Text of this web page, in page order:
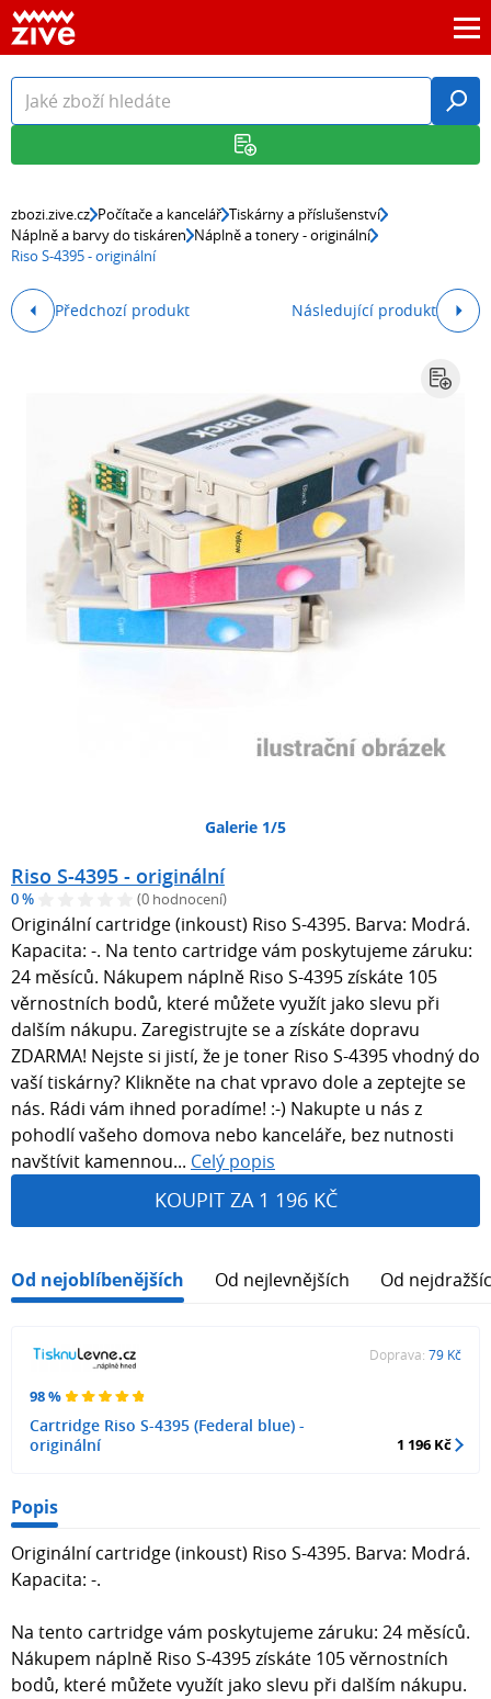
zbozi.zive.cz Počítače a kancelář Tiskárny a příslušenství
Náplně a barvy do tiskáren Náplně a tonery - originální
Riso S-4395 - originální
Předchozí produkt Následující produkt
Galerie 1/5
Riso S-4395 - originální
0 % (0 hodnocení)
Originální cartridge (inkoust) Riso S-4395. Barva: Modrá.
Kapacita: -. Na tento cartridge vám poskytujeme záruku:
24 měsíců. Nákupem náplně Riso S-4395 získáte 105
věrnostních bodů, které můžete využít jako slevu při
dalším nákupu. Zaregistrujte se a získáte dopravu
ZDARMA! Nejste si jistí, že je toner Riso S-4395 vhodný do
vaší tiskárny? Klikněte na chat vpravo dole a zeptejte se
nás. Rádi vám ihned poradíme! :-) Nakupte u nás z
pohodlí vašeho domova nebo kanceláře, bez nutnosti
navštívit kamennou... Celý popis
KOUPIT ZA 1 196 KČ
Od nejoblíbenějších Od nejlevnějších Od
98 %
Cartridge Riso S-4395 (Federal blue) -
originální
Doprava: 79 Kč
1 196 Kč
Popis
Originální cartridge (inkoust) Riso S-4395. Barva: Modrá.
Kapacita: -.
Na tento cartridge vám poskytujeme záruku: 24 měsíců.
Nákupem náplně Riso S-4395 získáte 105 věrnostních
bodů, které můžete využít jako slevu při dalším nákupu.